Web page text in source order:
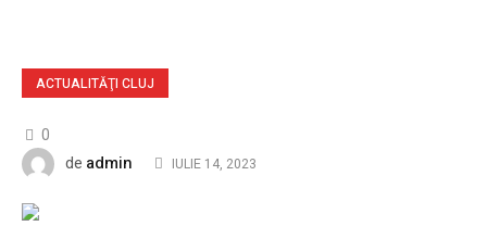
ACTUALITĂŢI CLUJ
0
de admin IULIE 14, 2023